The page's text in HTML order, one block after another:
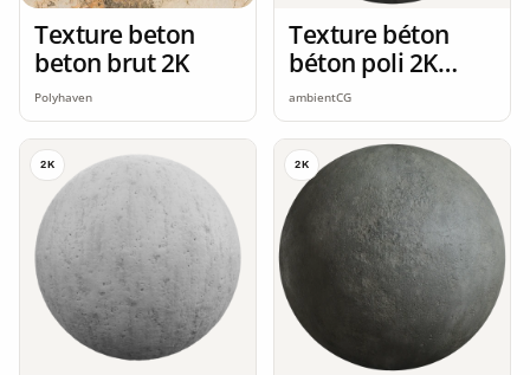
Texture beton
beton brut 2K
Polyhaven
Texture béton
béton poli 2K
seamless
ambientCG
2K 2K